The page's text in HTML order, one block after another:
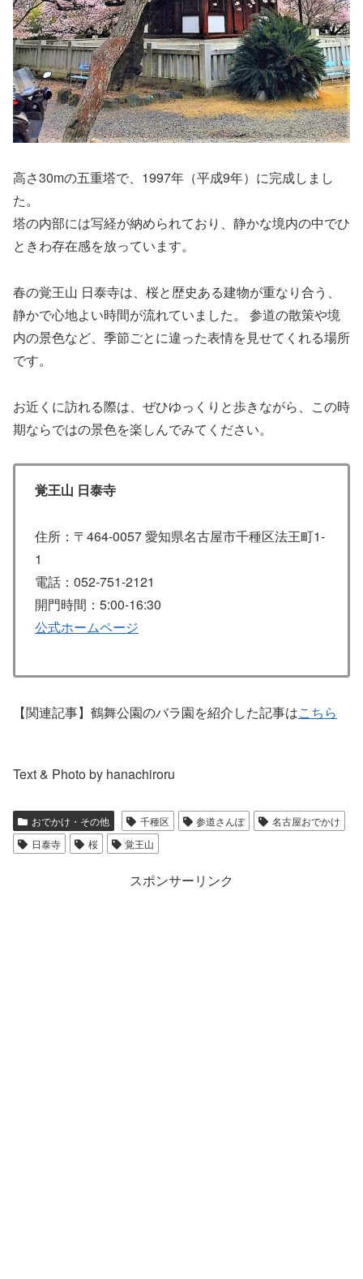
高さ30mの五重塔で、1997年（平成9年）に完成しまし
た。
塔の内部には写経が納められており、静かな境内の中でひ
ときわ存在感を放っています。
春の覚王山 日泰寺は、桜と歴史ある建物が重なり合う、
静かで心地よい時間が流れていました。 参道の散策や境
内の景色など、季節ごとに違った表情を見せてくれる場所
です。
お近くに訪れる際は、ぜひゆっくりと歩きながら、この時
期ならではの景色を楽しんでみてください。
覚王山 日泰寺
住所：〒464-0057 愛知県名古屋市千種区法王町1-
1
電話：052-751-2121
開門時間：5:00-16:30
公式ホームページ
【関連記事】鶴舞公園のバラ園を紹介した記事はこちら
Text & Photo by hanachiroru
おでかけ・その他 千種区 参道さんぽ
名古屋おでかけ
日泰寺
桜 覚王山
スポンサーリンク